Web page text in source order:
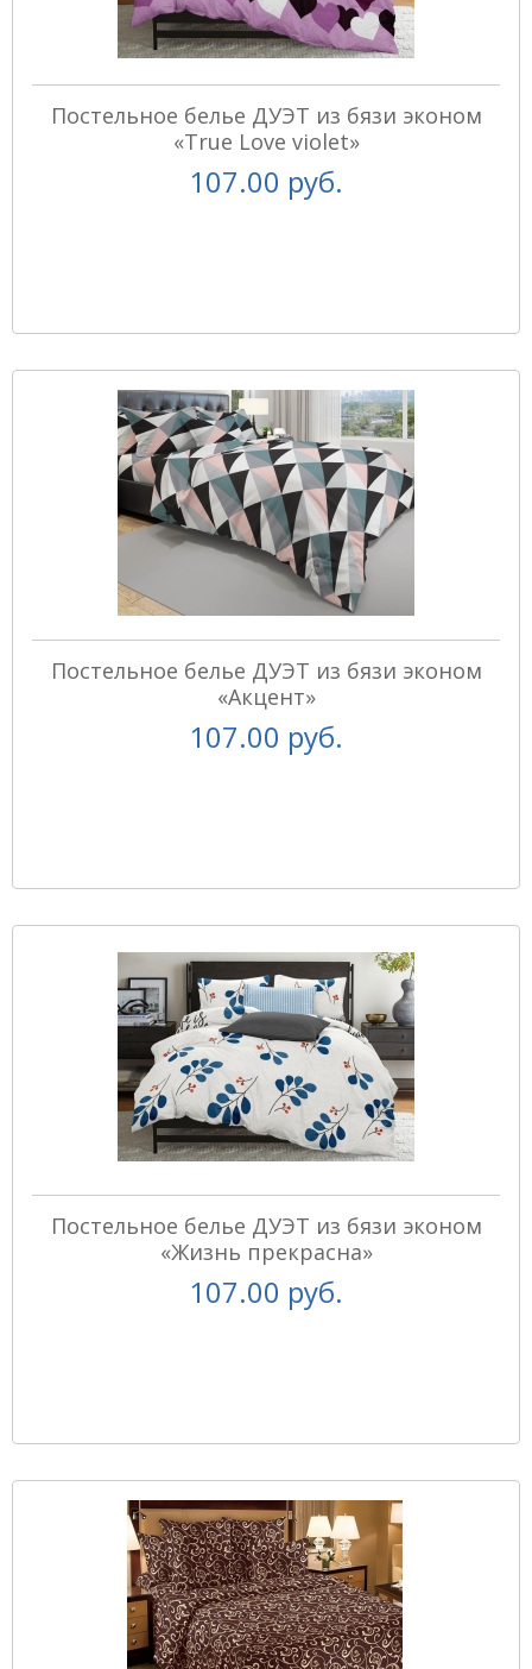
Постельное белье ДУЭТ из бязи эконом
«True Love violet»
107.00 руб.
Постельное белье ДУЭТ из бязи эконом
«Акцент»
107.00 руб.
Постельное белье ДУЭТ из бязи эконом
«Жизнь прекрасна»
107.00 руб.